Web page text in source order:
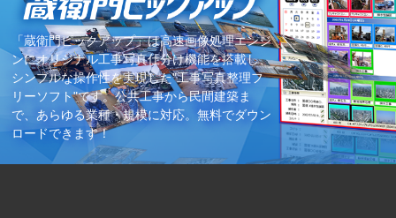
「蔵衛門ピックアップ」は高速画像処理エンジ
ンにオリジナル工事写真仕分け機能を搭載し、
シンプルな操作性を実現した"工事写真整理フ
リーソフト"です。公共工事から民間建築ま
で、あらゆる業種・規模に対応。無料でダウン
ロードできます！